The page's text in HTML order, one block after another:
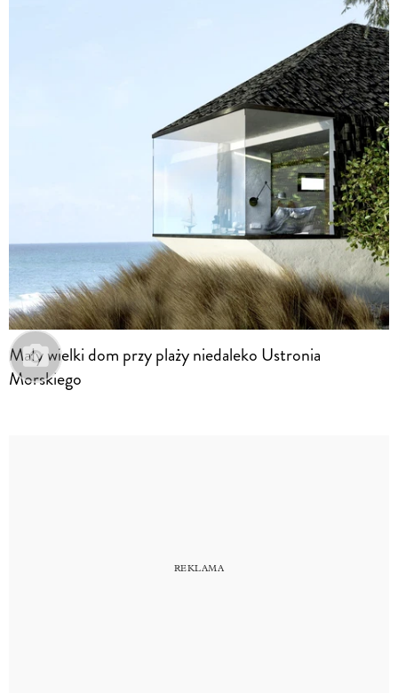
Mały wielki dom przy plaży niedaleko Ustronia
Morskiego